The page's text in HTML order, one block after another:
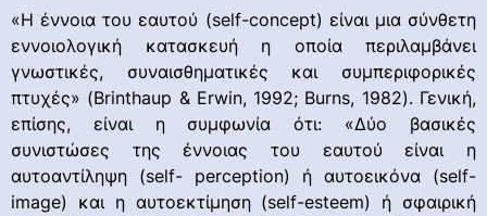
«Η έννοια του εαυτού (self-concept) είναι μια σύνθετη
εννοιολογική κατασκευή η οποία περιλαμβάνει
γνωστικές, συναισθηματικές και συμπεριφορικές
πτυχές» (Brinthaup & Erwin, 1992; Burns, 1982). Γενική,
επίσης, είναι η συμφωνία ότι: «Δύο βασικές
συνιστώσες της έννοιας του εαυτού είναι η
αυτοαντίληψη (self- perception) ή αυτοεικόνα (self-
image) και η αυτοεκτίμηση (self-esteem) ή σφαιρική